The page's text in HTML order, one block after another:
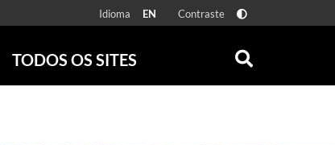
Idioma EN Contraste
TODOS OS SITES